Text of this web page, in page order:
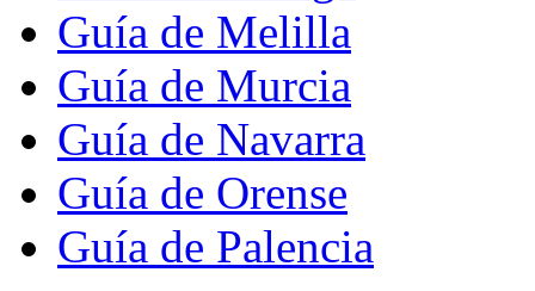
Guía de Melilla
Guía de Murcia
Guía de Navarra
Guía de Orense
Guía de Palencia